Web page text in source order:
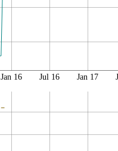
Jan 16 Jul 16 Jan 17